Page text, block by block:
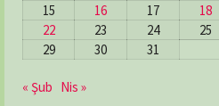
15
16 17 18
22
23 24 25
29
30 31
« Şub Nis »